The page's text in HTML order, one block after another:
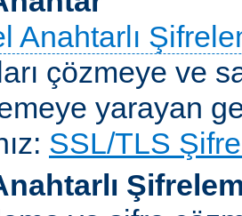
Anahtarlı
çözmeye ve
yarayan
SSL/TLS